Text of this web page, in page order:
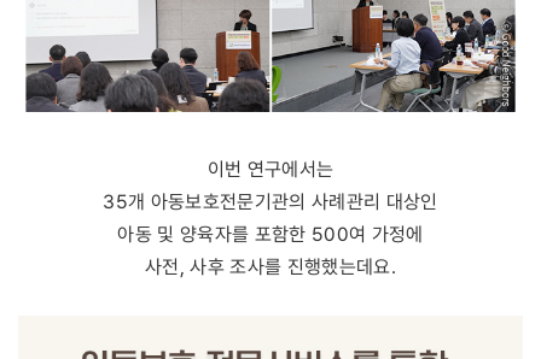
이번 연구에서는
35개 아동보호전문기관의 사례관리 대상인
아동 및 양육자를 포함한 500여 가정에
사전, 사후 조사를 진행했는데요.